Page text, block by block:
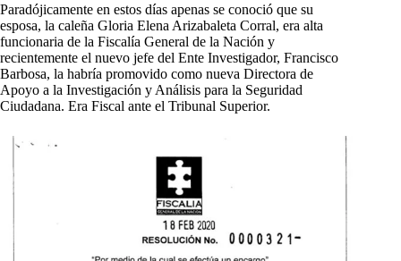
Paradójicamente en estos días apenas se conoció que su
esposa, la caleña Gloria Elena Arizabaleta Corral, era alta
funcionaria de la Fiscalía General de la Nación y
recientemente el nuevo jefe del Ente Investigador, Francisco
Barbosa, la habría promovido como nueva Directora de
Apoyo a la Investigación y Análisis para la Seguridad
Ciudadana. Era Fiscal ante el Tribunal Superior.